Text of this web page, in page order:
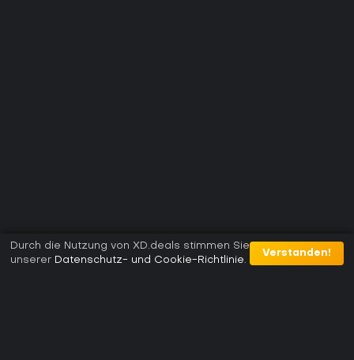
Durch die Nutzung von XD.deals stimmen Sie
unserer Datenschutz- und Cookie-Richtlinie
Verstanden!